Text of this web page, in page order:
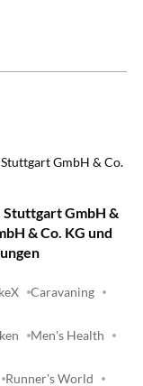
GmbH & Co.
GmbH &
& Co. KG und
Caravaning
Men's Health
Runner's World